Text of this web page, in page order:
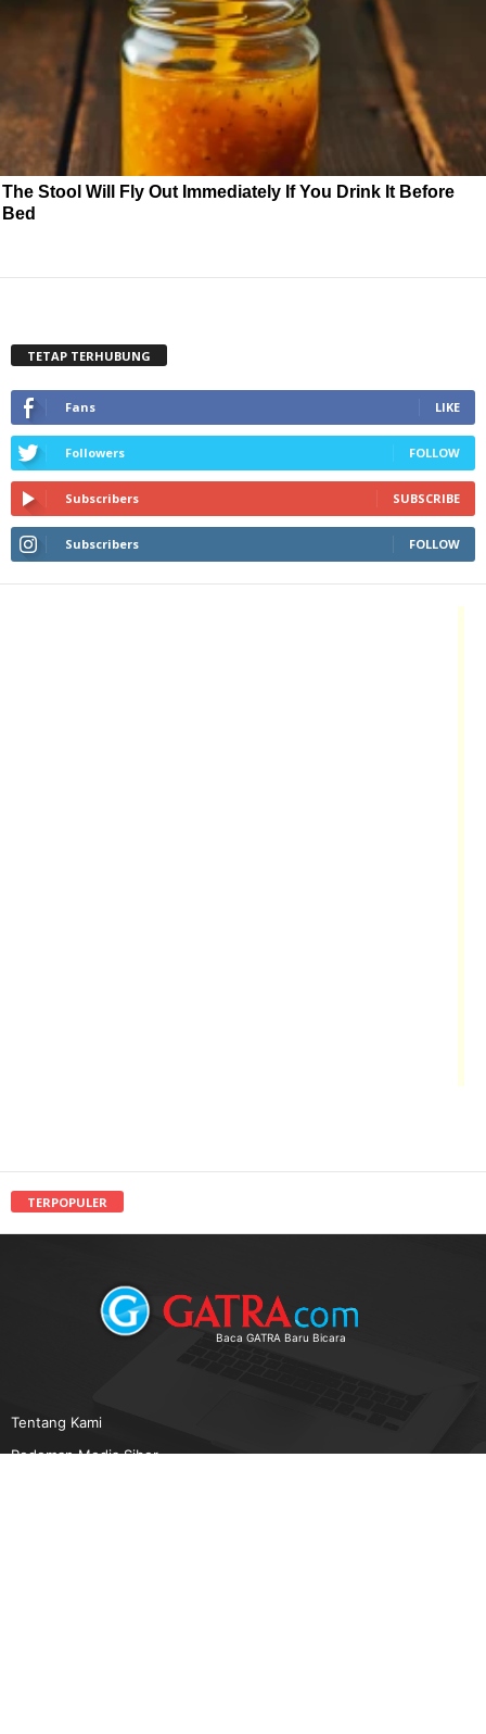
The Stool Will Fly Out Immediately If You Drink It Before
Bed
TETAP TERHUBUNG
Fans LIKE
Followers FOLLOW
Subscribers SUBSCRIBE
Subscribers FOLLOW
TERPOPULER
Baca GATRA Baru Bicara
Tentang Kami
Pedoman Media Siber